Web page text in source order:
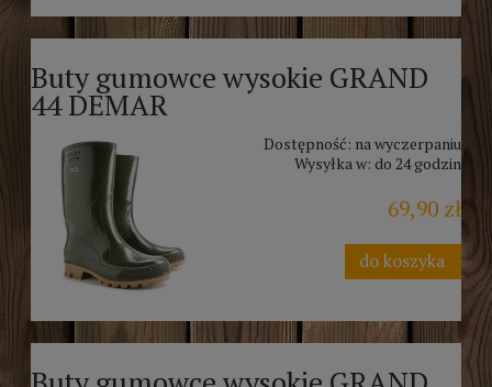
Buty gumowce wysokie GRAND
44 DEMAR
Dostępność: na wyczerpaniu
Wysyłka w: do 24 godzin
69,90 zł
do koszyka